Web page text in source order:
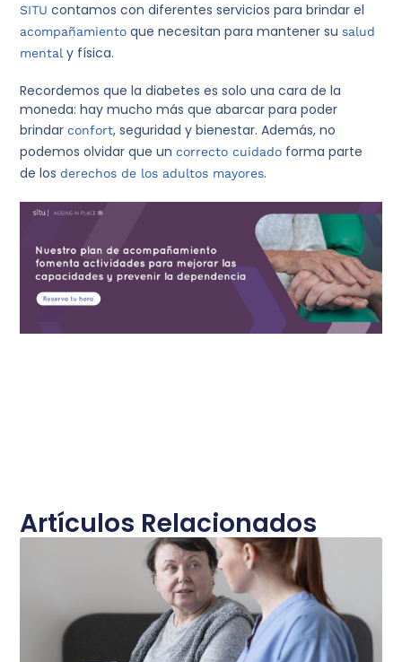
SITU contamos con diferentes servicios para brindar el
acompañamiento que necesitan para mantener su salud
mental y física.
Recordemos que la diabetes es solo una cara de la
moneda: hay mucho más que abarcar para poder
brindar confort, seguridad y bienestar. Además, no
podemos olvidar que un correcto cuidado forma parte
de los derechos de los adultos mayores.
Artículos Relacionados